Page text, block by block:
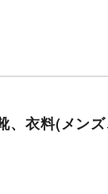
衣料(メン